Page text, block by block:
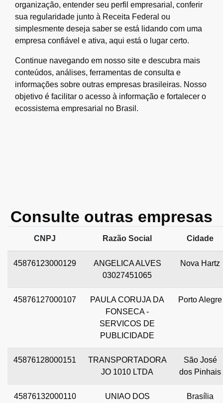
organização, entender seu perfil empresarial, conferir
sua regularidade junto à Receita Federal ou
simplesmente deseja saber se está lidando com uma
empresa confiável e ativa, aqui está o lugar certo.
Continue navegando em nosso site e descubra mais
conteúdos, análises, ferramentas de consulta e
informações sobre outras empresas brasileiras. Nosso
objetivo é facilitar o acesso à informação e fortalecer o
ecossistema empresarial no Brasil.
Consulte outras empresas
CNPJ Razão Social Cidade
45876123000129
ANGELICA ALVES
03027451065
Nova Hartz
45876127000107
PAULA CORUJA DA
FONSECA -
SERVICOS DE
PUBLICIDADE
Porto Alegre
45876128000151
TRANSPORTADORA
JO 1010 LTDA
São José
dos Pinhais
45876132000110
UNIAO DOS
Brasília